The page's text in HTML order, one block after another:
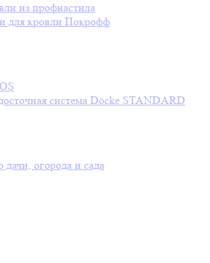
из профнастила
для кровли Покрофф
система Döcke STANDARD
дачи, огорода и сада